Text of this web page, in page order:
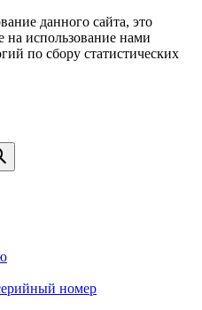
данного сайта, это
на использование нами
по сбору статистических
номер